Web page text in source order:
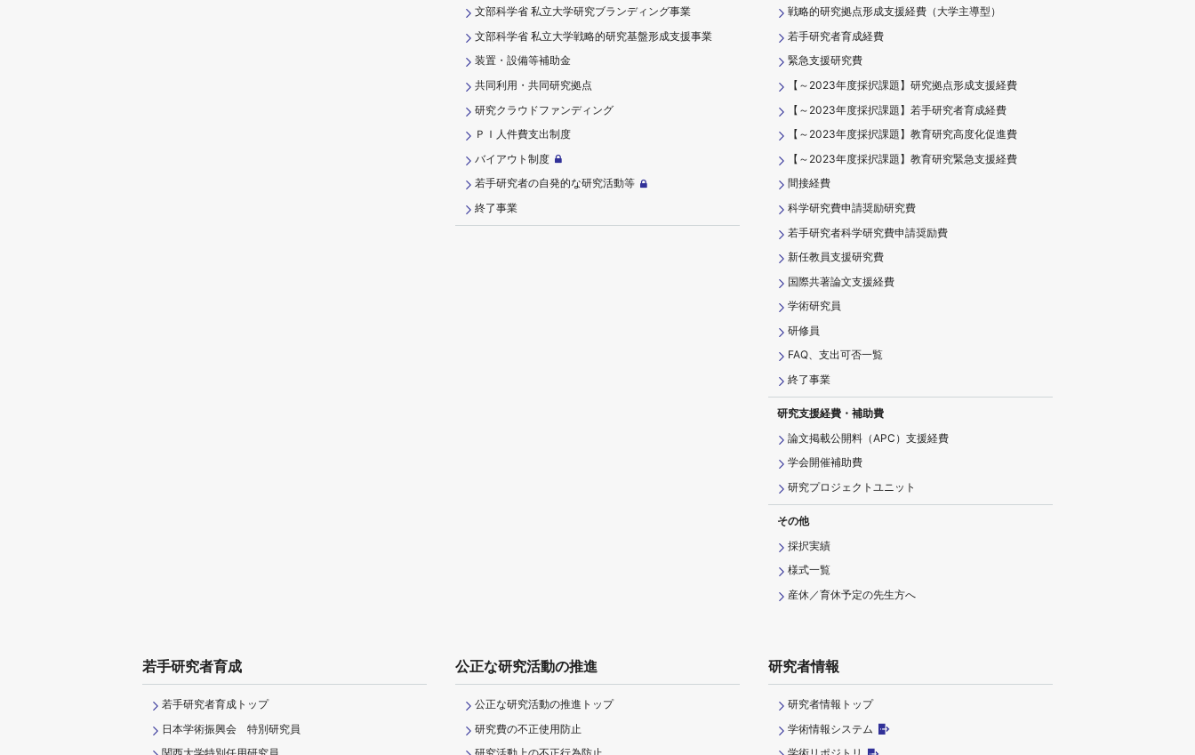
文部科学省 私立大学研究ブランディング事業
文部科学省 私立大学戦略的研究基盤形成支援事業
装置・設備等補助金
共同利用・共同研究拠点
研究クラウドファンディング
ＰＩ⼈件費⽀出制度
バイアウト制度
若手研究者の自発的な研究活動等
終了事業
戦略的研究拠点形成支援経費（大学主導型）
若手研究者育成経費
緊急支援研究費
【～2023年度採択課題】研究拠点形成支援経費
【～2023年度採択課題】若手研究者育成経費
【～2023年度採択課題】教育研究高度化促進費
【～2023年度採択課題】教育研究緊急支援経費
間接経費
科学研究費申請奨励研究費
若手研究者科学研究費申請奨励費
新任教員支援研究費
国際共著論文支援経費
学術研究員
研修員
FAQ、支出可否一覧
終了事業
研究支援経費・補助費
論文掲載公開料（APC）支援経費
学会開催補助費
研究プロジェクトユニット
その他
採択実績
様式一覧
産休／育休予定の先生方へ
若手研究者育成
若手研究者育成トップ
日本学術振興会 特別研究員
公正な研究活動の推進
公正な研究活動の推進トップ
研究費の不正使用防止
研究者情報
研究者情報トップ
学術情報システム